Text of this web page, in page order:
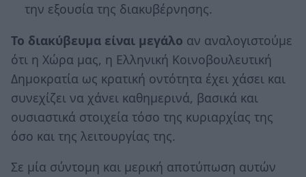
την εξουσία της διακυβέρνησης.
Το διακύβευμα είναι μεγάλο αν αναλογιστούμε
ότι η Χώρα μας, η Ελληνική Κοινοβουλευτική
Δημοκρατία ως κρατική οντότητα έχει χάσει και
συνεχίζει να χάνει καθημερινά, βασικά και
ουσιαστικά στοιχεία τόσο της κυριαρχίας της
όσο και της λειτουργίας της.
Σε μία σύντομη και μερική αποτύπωση αυτών